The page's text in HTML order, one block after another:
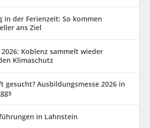
in der Ferienzeit: So kommen
ans Ziel
2026: Koblenz sammelt wieder
Klimaschutz
gesucht? Ausbildungsmesse 2026 in
in Lahnstein